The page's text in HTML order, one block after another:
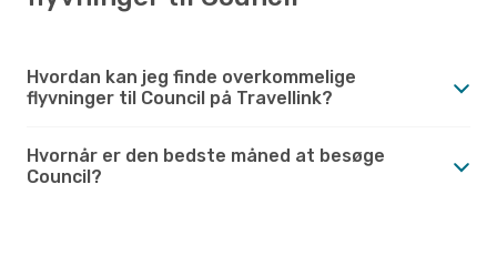
Hvordan kan jeg finde overkommelige
flyvninger til Council på Travellink?
Hvornår er den bedste måned at besøge
Council?